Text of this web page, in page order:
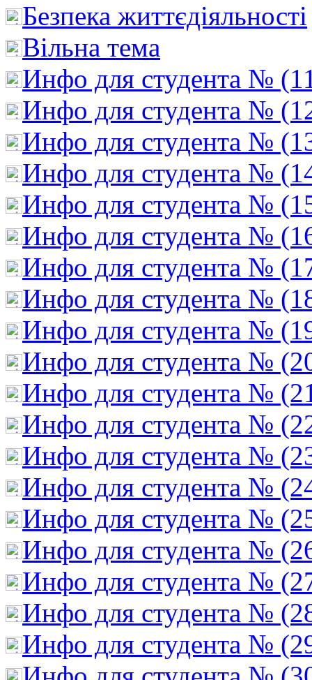
Безпека життєдіяльності
Вільна тема
Инфо для студента №
Инфо для студента №
Инфо для студента №
Инфо для студента №
Инфо для студента №
Инфо для студента №
Инфо для студента №
Инфо для студента №
Инфо для студента №
Инфо для студента №
Инфо для студента №
Инфо для студента №
Инфо для студента №
Инфо для студента №
Инфо для студента №
Инфо для студента №
Инфо для студента №
Инфо для студента №
Инфо для студента №